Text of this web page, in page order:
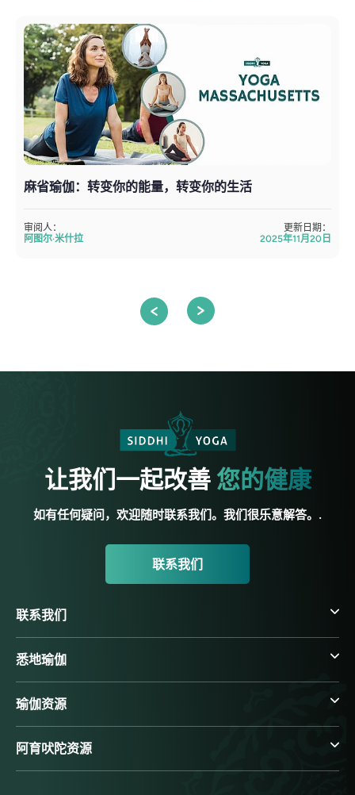
麻省瑜伽：转变你的能量，转变你的生活
审阅人：
阿图尔·米什拉
更新日期：
2025年11月20日
让我们一起改善 您的健康
如有任何疑问，欢迎随时联系我们。我们很乐意解答。.
联系我们
联系我们
悉地瑜伽
瑜伽资源
阿育吠陀资源